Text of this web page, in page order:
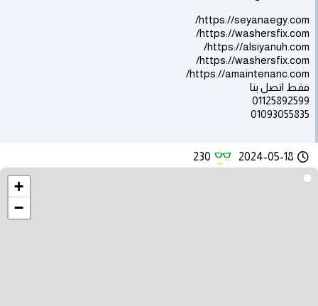
https://seyanaegy.com/
https://washersfix.com/
https://alsiyanuh.com/
https://washersfix.com/
https://amaintenanc.com/
فقط اتصل بنا
01125892599
01093055835
2024-05-18
230
+
−